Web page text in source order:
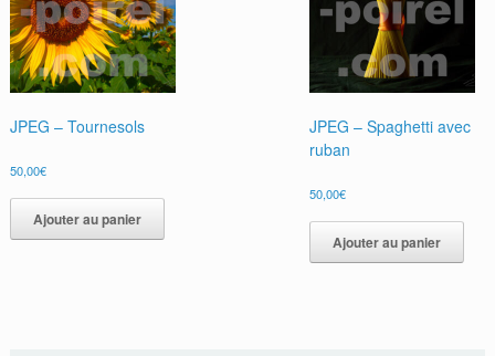
JPEG – Tournesols
50,00€
Ajouter au panier
JPEG – Spaghetti avec
ruban
50,00€
Ajouter au panier